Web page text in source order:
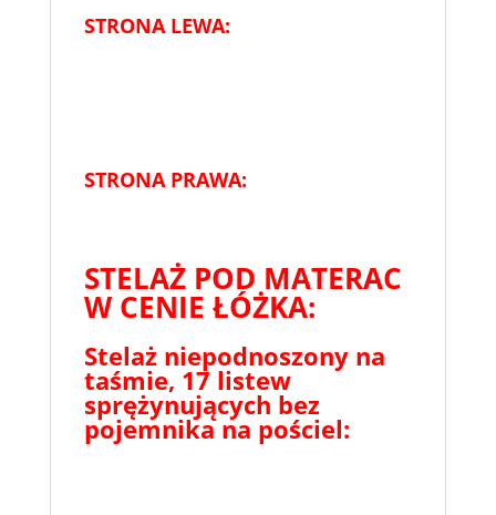
STRONA LEWA:
STRONA PRAWA:
STELAŻ POD MATERAC
W CENIE ŁÓŻKA:
Stelaż niepodnoszony na
taśmie, 17 listew
sprężynujących bez
pojemnika na pościel: